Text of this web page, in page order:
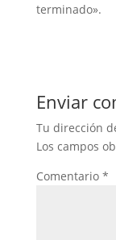
terminado».
Enviar
Tu dirección
Los campos
Comentario *